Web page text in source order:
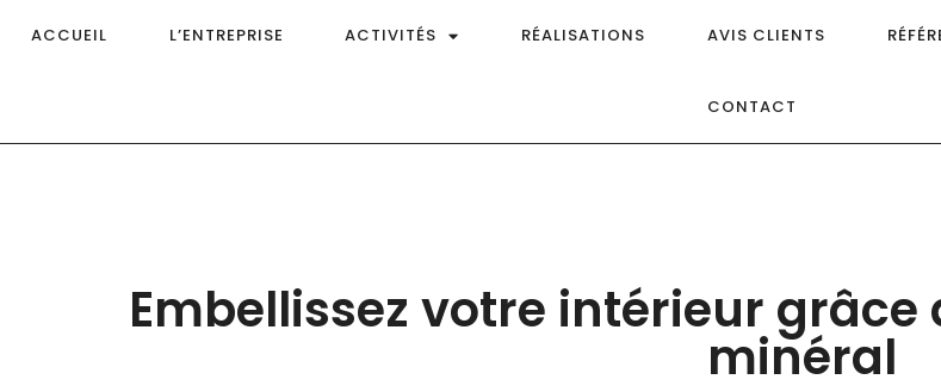
ACCUEIL L’ENTREPRISE ACTIVITÉS RÉALISATIONS AVIS CLIENTS
CONTACT
Embellissez votre intérieur
minéral